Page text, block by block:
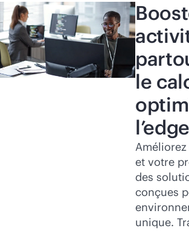
le
l’edge
et votre
des
conçues
unique.